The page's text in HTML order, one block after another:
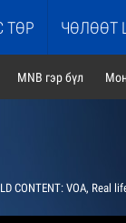
ТӨР ЧӨЛӨӨТ
MNB гэр бүл
CONTENT: VOA, Real